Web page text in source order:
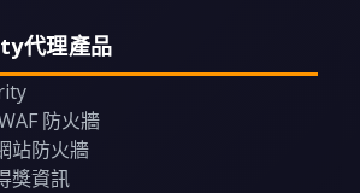
代理產品
防火牆
站防火牆
獎資訊